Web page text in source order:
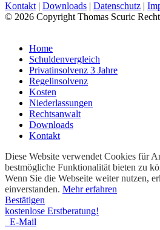
Kontakt Downloads Datenschutz
© 2026 Copyright Thomas Scuric
Home
Schuldenvergleich
Privatinsolvenz 3 Jahre
Regelinsolvenz
Kosten
Niederlassungen
Rechtsanwalt
Downloads
Kontakt
Diese Website verwendet Cookies für
bestmögliche Funktionalität bieten zu
Wenn Sie die Webseite weiter nutzen,
einverstanden. Mehr erfahren
Bestätigen
kostenlose Erstberatung!
E-Mail